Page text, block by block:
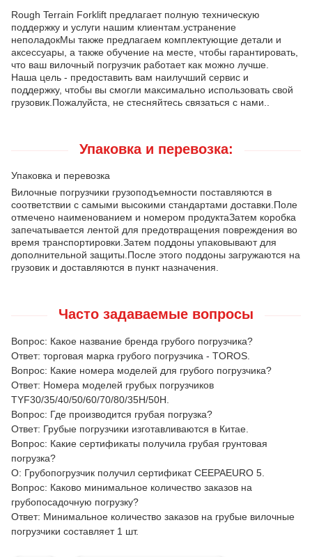
Rough Terrain Forklift предлагает полную техническую
поддержку и услуги нашим клиентам.устранение
неполадокМы также предлагаем комплектующие детали и
аксессуары, а также обучение на месте, чтобы гарантировать,
что ваш вилочный погрузчик работает как можно лучше.
Наша цель - предоставить вам наилучший сервис и
поддержку, чтобы вы смогли максимально использовать свой
грузовик.Пожалуйста, не стесняйтесь связаться с нами..
Упаковка и перевозка:
Упаковка и перевозка
Вилочные погрузчики грузоподъемности поставляются в
соответствии с самыми высокими стандартами доставки.Поле
отмечено наименованием и номером продуктаЗатем коробка
запечатывается лентой для предотвращения повреждения во
время транспортировки.Затем поддоны упаковывают для
дополнительной защиты.После этого поддоны загружаются на
грузовик и доставляются в пункт назначения.
Часто задаваемые вопросы
Вопрос: Какое название бренда грубого погрузчика?
Ответ: торговая марка грубого погрузчика - TOROS.
Вопрос: Какие номера моделей для грубого погрузчика?
Ответ: Номера моделей грубых погрузчиков
TYF30/35/40/50/60/70/80/35H/50H.
Вопрос: Где производится грубая погрузка?
Ответ: Грубые погрузчики изготавливаются в Китае.
Вопрос: Какие сертификаты получила грубая грунтовая
погрузка?
О: Грубопогрузчик получил сертификат CEEPAEURO 5.
Вопрос: Каково минимальное количество заказов на
грубопосадочную погрузку?
Ответ: Минимальное количество заказов на грубые вилочные
погрузчики составляет 1 шт.